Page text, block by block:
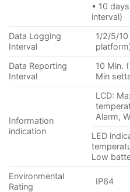
• 10
interval)
Data Logging
Interval
1/2/5/
Data Reporting
Interval
10 Min.
Min
Information
indication
LCD:
Alarm,
LED
Low
Environmental
Rating
IP64